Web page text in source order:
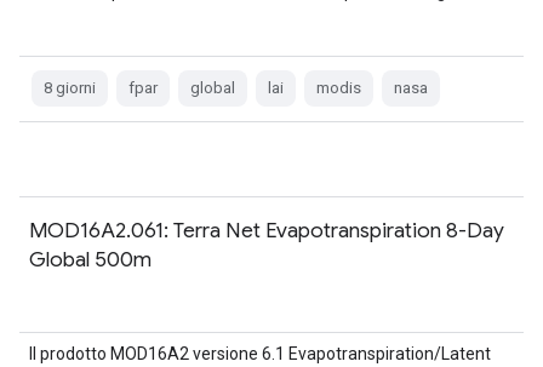
8 giorni fpar global lai modis nasa
MOD16A2.061: Terra Net Evapotranspiration 8-Day
Global 500m
Il prodotto MOD16A2 versione 6.1 Evapotranspiration/Latent